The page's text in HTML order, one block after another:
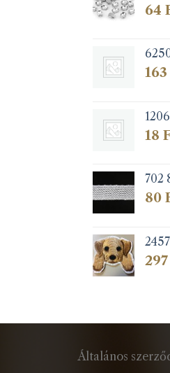
64
163
18
702
80
297
Általános